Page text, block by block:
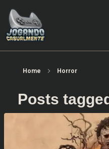
Home Horror
Posts